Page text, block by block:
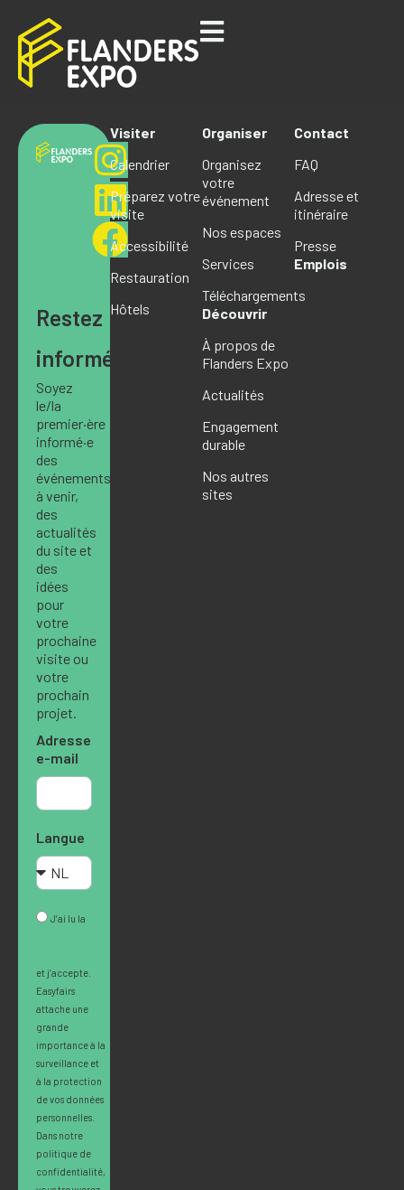
Restez
informé·e
Soyez
le/la
premier·ère
informé·e
des
événements
à venir,
des
actualités
du site et
des
idées
pour
votre
prochaine
visite ou
votre
prochain
projet.
Adresse
e-mail
Langue
J’ai lu la
et j’accepte.
Easyfairs
attache une
grande
importance à la
surveillance et
à la protection
de vos données
personnelles.
Dans notre
politique de
confidentialité,
Visiter
Calendrier
Préparez votre
visite
Accessibilité
Restauration
Hôtels
Organiser
Organisez
votre
événement
Nos espaces
Services
Téléchargements
Découvrir
À propos de
Flanders Expo
Actualités
Engagement
durable
Nos autres
sites
Contact
FAQ
Adresse et
itinéraire
Presse
Emplois